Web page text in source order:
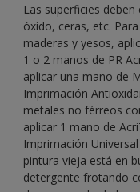
Las superficies
óxido, ceras, etc.
maderas y yesos,
1 o 2 manos de PR
aplicar una mano de
Imprimación
metales no férreos
aplicar 1 mano de
Imprimación
pintura vieja está en
detergente frotando